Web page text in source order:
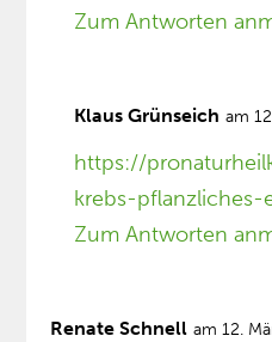
Zum Antworten
Klaus Grünseich am
https://
krebs-pflanzliches-
Zum Antworten
Renate Schnell am 12.